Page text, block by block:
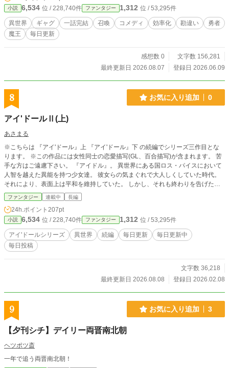
小説 6,534 位 / 228,740件 ファンタジー 1,312 位 / 53,295件
異世界 ギャグ 一話完結 召喚 コメディ 効率化 勘違い
勇者
魔王
毎日更新
感想数 0
文字数 156,281
最終更新日 2026.08.07
登録日 2026.06.09
8 お気に入り追加 0
アイ'ドールⅡ(上)
あさまる
※こちらは 『アイ'ドール』上 『アイ'ドール』下 の続編でシリーズ三作目とな
ります。 ※この作品には女性同士の恋愛描写(GL、百合描写)が含まれます。 苦
手な方はご遠慮下さい。 『アイドル』。 異世界にある国ロス・パイスにおいて
人智を越えた異能を持つ少女達。 彼女らの気まぐれで大人しくしていた時代。
それにより、表面上は平和を維持していた。 しかし、それも終わりを告げた。
ロス・パイスと独立国ヘヴン。 そして、『レヴォルシオン』と『帝国』。 それ
らの衝突をきっかけに、いよいよ大規模な戦いが始まってしまう。 ※この話は
フィクションであり、実在する団体や人物等とは一切関係ありません。 誤字脱
字等ありましたら、お手数かと存じますが、近況ボードの『誤字脱字等につい
て』のページに記載して頂けると幸いです。
ファンタジー 連載中 長編
24h.ポイント 207pt
小説 6,534 位 / 228,740件 ファンタジー 1,312 位 / 53,295件
アイ'ドールシリーズ 異世界 続編 毎日更新
毎日更新中
毎日投稿
文字数 36,218
最終更新日 2026.08.08
登録日 2026.02.08
9 お気に入り追加 3
【夕刊シチ】デイリー両晋南北朝
ヘツポツ斎
一年で追う両晋南北朝！